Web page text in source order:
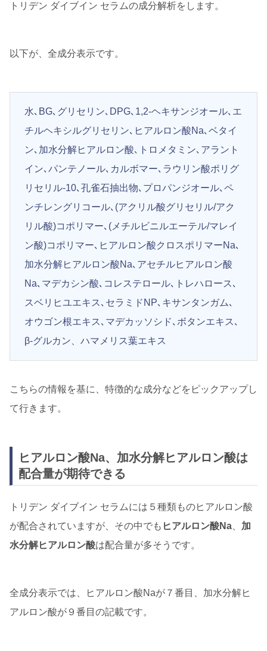
トリデン ダイブイン セラムの成分解析をします。
以下が、全成分表示です。
水､BG､グリセリン､DPG､1,2-ヘキサンジオール､エ
チルヘキシルグリセリン､ヒアルロン酸Na､ベタイ
ン､加水分解ヒアルロン酸､トロメタミン､アラント
イン､パンテノール､カルボマー､ラウリン酸ポリグ
リセリル-10､孔雀石抽出物､プロパンジオール､ペ
ンチレングリコール､(アクリル酸グリセリル/アク
リル酸)コポリマー､(メチルビニルエーテル/マレイ
ン酸)コポリマー､ヒアルロン酸クロスポリマーNa､
加水分解ヒアルロン酸Na､アセチルヒアルロン酸
Na､マデカシン酸､コレステロール､トレハロース､
スベリヒユエキス､セラミドNP､キサンタンガム､
オウゴン根エキス､マデカッソシド､ボタンエキス､
β-グルカン、ハマメリス葉エキス
こちらの情報を基に、特徴的な成分などをピックアップし
て行きます。
ヒアルロン酸Na、加水分解ヒアルロン酸は
配合量が期待できる
トリデン ダイブイン セラムには５種類ものヒアルロン酸
が配合されていますが、その中でも ヒアルロン酸Na
加
水分解ヒアルロン酸は配合量が多そうです。
全成分表示では、ヒアルロン酸Naが７番目、加水分解ヒ
アルロン酸が９番目の記載です。